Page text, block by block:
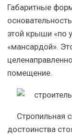
Габаритные
этой крыши «по
«мансардой».
помещение.
Стропильная
достоинства